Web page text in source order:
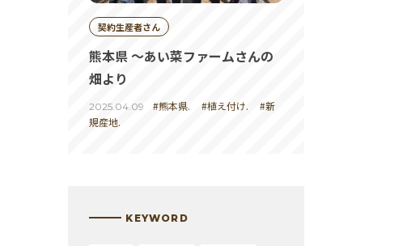
契約生産者さん
熊本県 ～あい菜ファームさんの
畑より
2025.04.09 #熊本県. #植え付け.
#新
規産地.
KEYWORD